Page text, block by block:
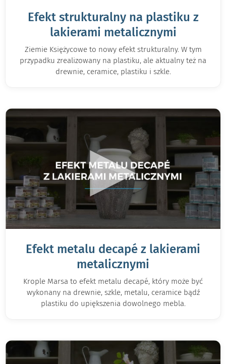
Efekt strukturalny na plastiku z
lakierami metalicznymi
Ziemie Księżycowe to nowy efekt strukturalny. W tym
przypadku zrealizowany na plastiku, ale aktualny też na
drewnie, ceramice, plastiku i szkle.
▶
Efekt metalu decapé z lakierami
metalicznymi
Krople Marsa to efekt metalu decapé, który może być
wykonany na drewnie, szkle, metalu, ceramice bądź
plastiku do upiększenia dowolnego mebla.